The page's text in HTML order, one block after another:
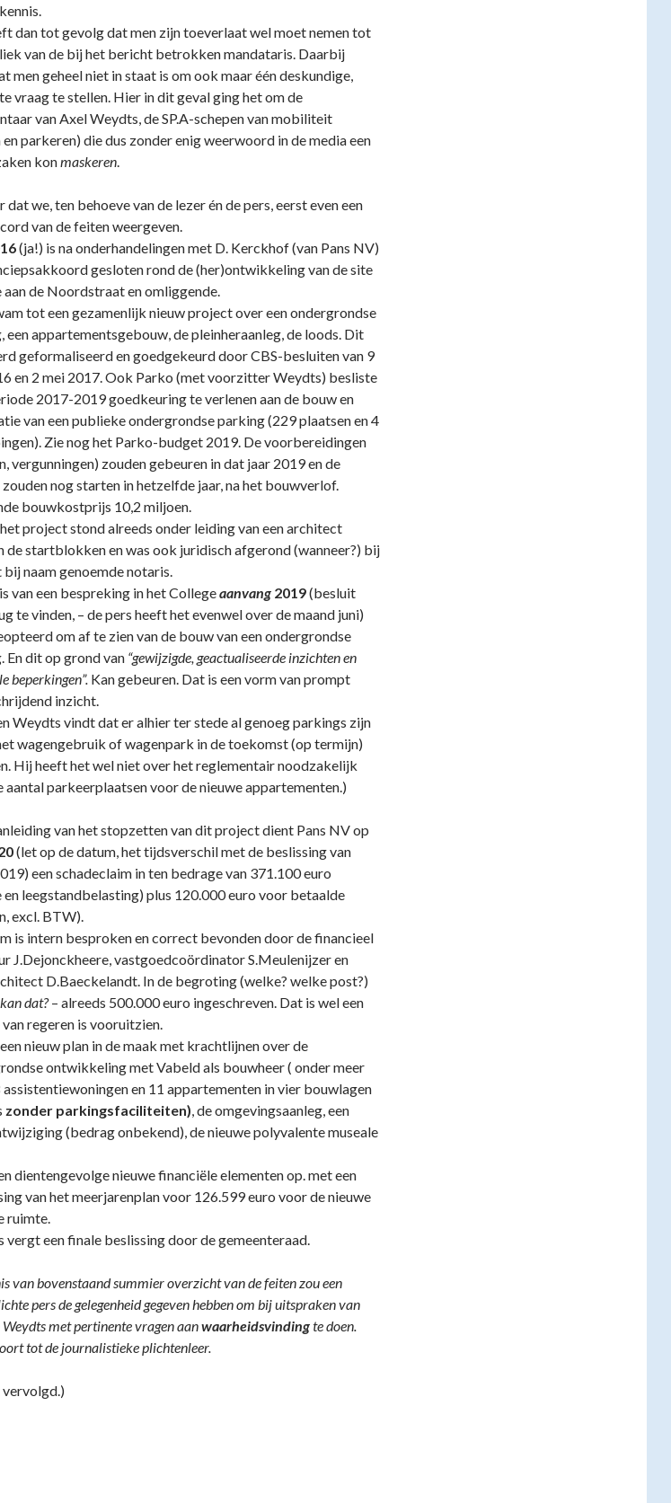
dan tot gevolg dat men zijn toeverlaat wel moet nemen tot
van de bij het bericht betrokken mandataris. Daarbij
men geheel niet in staat is om ook maar één deskundige,
vraag te stellen. Hier in dit geval ging het om de
van Axel Weydts, de SP.A-schepen van mobiliteit
parkeren) die dus zonder enig weerwoord in de media een
konmaskeren.
dat we, ten behoeve van de lezer én de pers, eerst even een
van de feiten weergeven.
(ja!) is na onderhandelingen met D. Kerckhof (van Pans NV)
gesloten rond de (her)ontwikkeling van de site
aan de Noordstraat en omliggende.
tot een gezamenlijk nieuw project over een ondergrondse
een appartementsgebouw, de pleinheraanleg, de loods. Dit
geformaliseerd en goedgekeurd door CBS-besluiten van 9
en 2 mei 2017. Ook Parko (met voorzitter Weydts) besliste
2017-2019 goedkeuring te verlenen aan de bouw en
van een publieke ondergrondse parking (229 plaatsen en 4
Zie nog het Parko-budget 2019. De voorbereidingen
vergunningen) zouden gebeuren in dat jaar 2019 en de
nog starten in hetzelfde jaar, na het bouwverlof.
bouwkostprijs 10,2 miljoen.
project stond alreeds onder leiding van een architect
de startblokken en was ook juridisch afgerond (wanneer?) bij
bij naam genoemde notaris.
van een bespreking in het Collegeaanvang 2019(besluit
te vinden, – de pers heeft het evenwel over de maand juni)
om af te zien van de bouw van een ondergrondse
En dit op grond van “gewijzigde, geactualiseerde inzichten en
beperkingen”. Kan gebeuren. Dat is een vorm van prompt
inzicht.
Weydts vindt dat er alhier ter stede al genoeg parkings zijn
wagengebruik of wagenpark in de toekomst (op termijn)
Hij heeft het wel niet over het reglementair noodzakelijk
aantal parkeerplaatsen voor de nieuwe appartementen.)
van het stopzetten van dit project dient Pans NV op
(let op de datum, het tijdsverschil met de beslissing van
een schadeclaim in ten bedrage van 371.100 euro
en leegstandbelasting) plus 120.000 euro voor betaalde
excl. BTW).
is intern besproken en correct bevonden door de financieel
J.Dejonckheere, vastgoedcoördinator S.Meulenijzer en
D.Baeckelandt. In de begroting (welke? welke post?)
dat?– alreeds 500.000 euro ingeschreven. Dat is wel een
regeren is vooruitzien.
een nieuw plan in de maak met krachtlijnen over de
ontwikkeling met Vabeld als bouwheer ( onder meer
en 11 appartementen in vier bouwlagen
zonder parkingsfaciliteiten), de omgevingsaanleg, een
(bedrag onbekend), de nieuwe polyvalente museale
dientengevolge nieuwe financiële elementen op. met een
van het meerjarenplan voor 126.599 euro voor de nieuwe
ruimte.
vergt een finale beslissing door de gemeenteraad.
van bovenstaand summier overzicht van de feiten zou een
pers de gelegenheid gegeven hebben om bij uitspraken van
Weydts met pertinente vragen aanwaarheidsvindingte doen.
tot de journalistieke plichtenleer.